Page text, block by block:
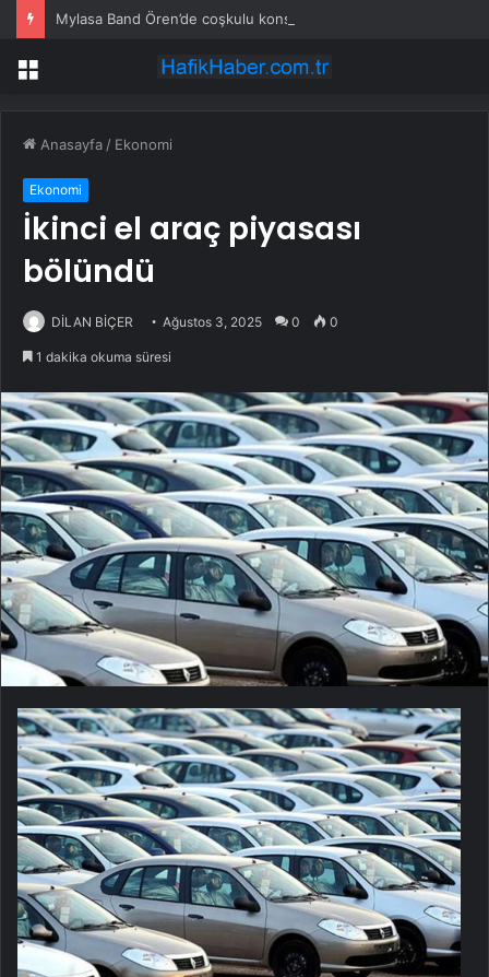
Mylasa Band Ören’de coşkulu konser verdi
Menü
Anasayfa / Ekonomi
Ekonomi
İkinci el araç piyasası
bölündü
DİLAN BİÇER Ağustos 3, 2025 0 0
1 dakika okuma süresi